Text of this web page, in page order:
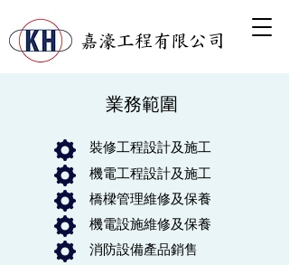
嘉濠工程有限公司
業務範圍
裝修工程設計及施工
機電工程設計及施工
橋樑管理維修及保養
機電設施維修及保養
消防設備​產品銷售